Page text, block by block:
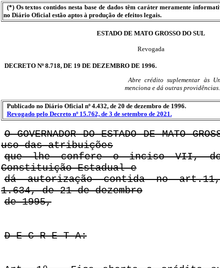
(*) Os textos contidos nesta base de dados têm caráter meramente
no Diário Oficial estão aptos à produção de efeitos legais.
ESTADO DE MATO GROSSO DO SUL
Revogada
DECRETO Nº 8.718, DE 19 DE DEZEMBRO DE 1996.
Abre crédito suplementar às
menciona e dá outras providências.
Publicado no Diário Oficial nº 4.432, de 20 de dezembro de 1996.
Revogado pelo Decreto nº 15.762, de 3 de setembro de 2021.
O GOVERNADOR DO ESTADO DE MATO
uso das atribuições
que lhe confere o inciso VII,
Constituição Estadual e
dá autorização contida no
1.634, de 21 de dezembro
de 1995,
D E C R E T A: